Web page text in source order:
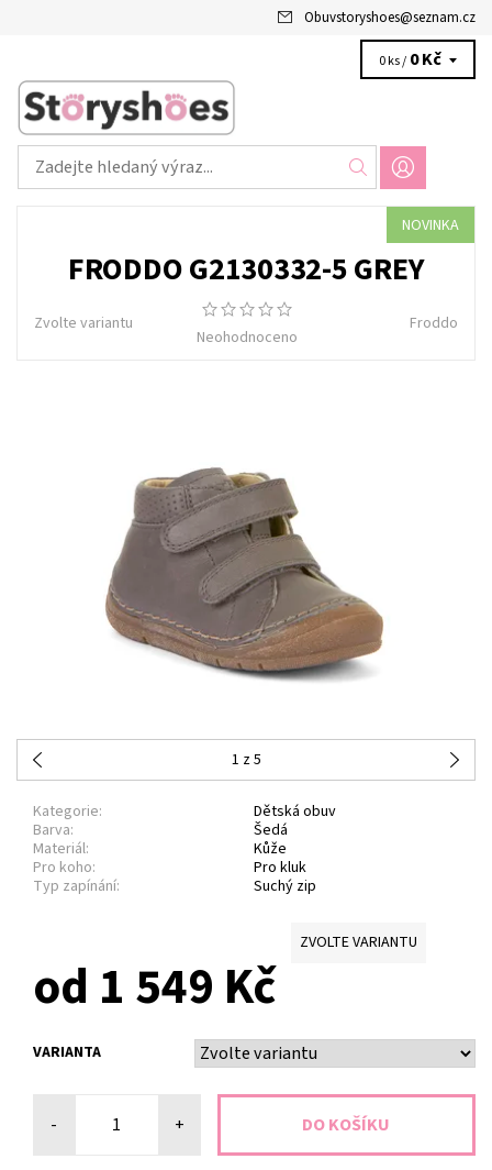
Obuvstoryshoes@seznam.cz
0 ks / 0 Kč
NOVINKA
FRODDO G2130332-5 GREY
Zvolte variantu
Neohodnoceno
Froddo
1 z 5
Kategorie:
Dětská obuv
Barva:
Šedá
Materiál:
Kůže
Pro koho:
Pro kluk
Typ zapínání:
Suchý zip
ZVOLTE VARIANTU
od 1 549 Kč
VARIANTA
- +